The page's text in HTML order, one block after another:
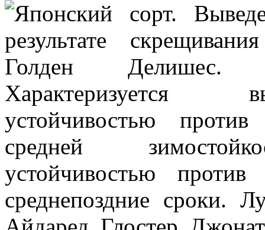
Японский сорт.
результате
Голден
устойчивостью
средней
устойчивостью
среднепоздние сроки.